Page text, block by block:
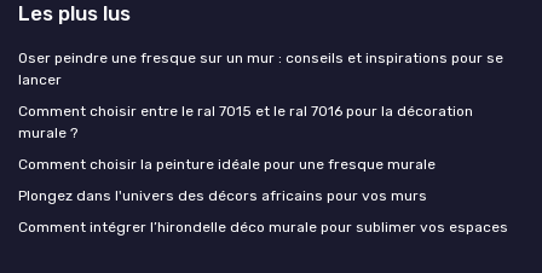
Les plus lus
Oser peindre une fresque sur un mur : conseils et inspirations pour se
lancer
Comment choisir entre le ral 7015 et le ral 7016 pour la décoration
murale ?
Comment choisir la peinture idéale pour une fresque murale
Plongez dans l'univers des décors africains pour vos murs
Comment intégrer l’hirondelle déco murale pour sublimer vos espaces